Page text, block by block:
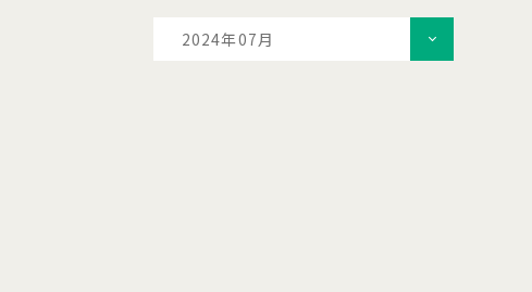
2024年07月